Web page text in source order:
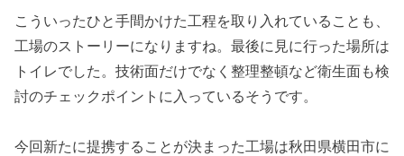
こういったひと手間かけた工程を取り入れていることも、
工場のストーリーになりますね。最後に見に行った場所は
トイレでした。技術面だけでなく整理整頓など衛生面も検
討のチェックポイントに入っているそうです。
今回新たに提携することが決まった工場は秋田県横田市に